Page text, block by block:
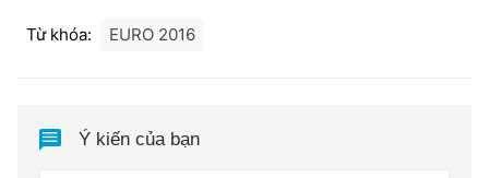
Từ khóa: EURO 2016
Ý kiến của bạn